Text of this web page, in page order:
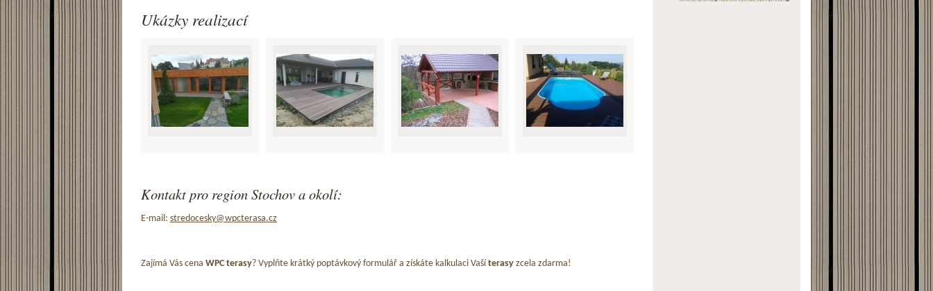
Ukázky realizací
Kontakt pro region Stochov a okolí:
E-mail: stredocesky@wpcterasa.cz
Zajímá Vás cena WPC terasy? Vyplňte krátký poptávkový formulář a získáte kalkulaci Vaší terasy zcela zdarma!